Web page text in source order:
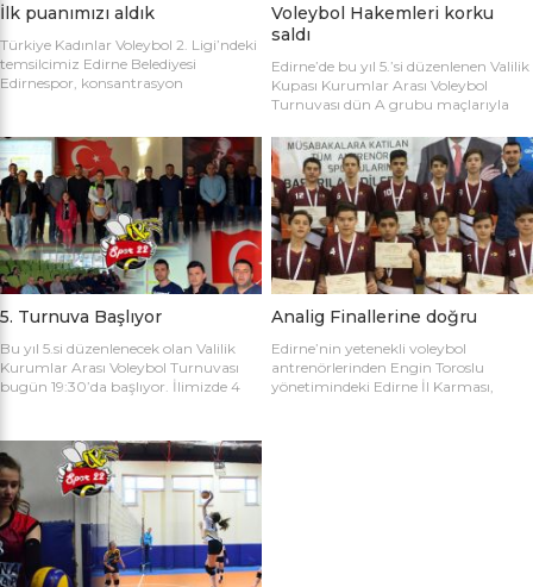
İlk puanımızı aldık
Türkiye Kadınlar Voleybol 2. Ligi’ndeki
temsilcimiz Edirne Belediyesi
Edirnespor, konsantrasyon
Kadınlar Voleybol 2. Ligi’ne devam
edilirken Edirnespor Kadın Voleybol
Takımı Mimar Sinan Spor Salonu’nda
kendi seyircisi önünde ilk maçına çıktı.
İlk maçında deplasmanda Bursa
Nilüfer Belediyesi’ne 3-0 mağlup
olmuştu. İkinci maçında konuk ettiği
Biga […]
Voleybol Hakemleri korku
saldı
Edirne’de bu yıl 5.’si düzenlenen Valilik
Kupası Kurumlar Arası Voleybol
Turnuvası dün A grubu maçlarıyla
ile Ecacılar Odası karşı karşıya geldi.
Maçı üçyüzden fazla voleybol sever
izledi. Takımlar sahaya şu kadrolarla
çıktılar: Voleybol Hakemleri: Oğulcan
Kuru, Öyküm Akıncı, Ecem Göçmen,
Özge Göktaş, Rabia Acun, Gökay
Karatop, Semih Sormaz, Coşkun
Özsoy […]
5. Turnuva Başlıyor
Bu yıl 5.si düzenlenecek olan Valilik
Kurumlar Arası Voleybol Turnuvası
bugün 19:30’da başlıyor. İlimizde 4
bugün başlıyor. Toplamda 14 takımın
katılımıyla düzenlenen 5. Valilik
Voleybol Turnuvasının teknik
toplantısı ve kura çekimi Aliço
Pehlivan Sporcu Eğitim Merkezi
Toplantı Salonu’nda yapıldı.
Toplantıya Voleybol hakemi ve
antrenörü Engin Toroslu, Ayhan […]
Analig Finallerine doğru
Edirne’nin yetenekli voleybol
antrenörlerinden Engin Toroslu
yönetimindeki Edirne İl Karması,